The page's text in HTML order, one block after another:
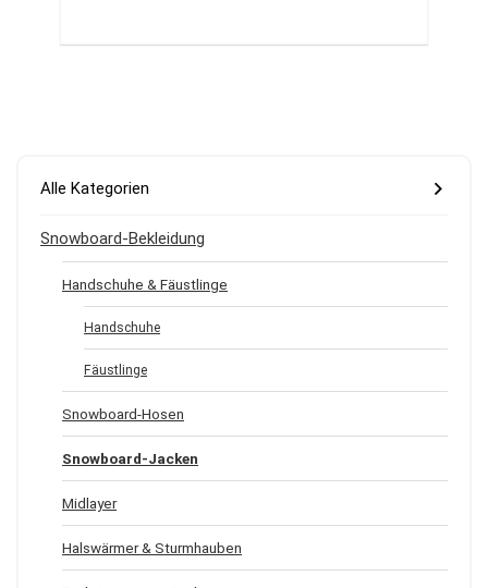
Alle Kategorien
Snowboard-Bekleidung
Handschuhe & Fäustlinge
Handschuhe
Fäustlinge
Snowboard-Hosen
Snowboard-Jacken
Midlayer
Halswärmer & Sturmhauben